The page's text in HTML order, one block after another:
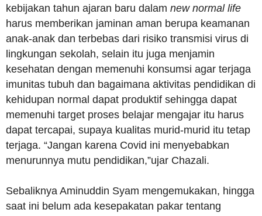
kebijakan tahun ajaran baru dalam new normal life
harus memberikan jaminan aman berupa keamanan
anak-anak dan terbebas dari risiko transmisi virus di
lingkungan sekolah, selain itu juga menjamin
kesehatan dengan memenuhi konsumsi agar terjaga
imunitas tubuh dan bagaimana aktivitas pendidikan di
kehidupan normal dapat produktif sehingga dapat
memenuhi target proses belajar mengajar itu harus
dapat tercapai, supaya kualitas murid-murid itu tetap
terjaga. “Jangan karena Covid ini menyebabkan
menurunnya mutu pendidikan,”ujar Chazali.
Sebaliknya Aminuddin Syam mengemukakan, hingga
saat ini belum ada kesepakatan pakar tentang